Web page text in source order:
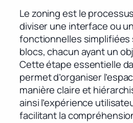
Le zoning est le
diviser une interface ou
fonctionnelles simplifiées
blocs, chacun ayant un
Cette étape essentielle
permet d’organiser
manière claire et
ainsi l’expérience
facilitant la